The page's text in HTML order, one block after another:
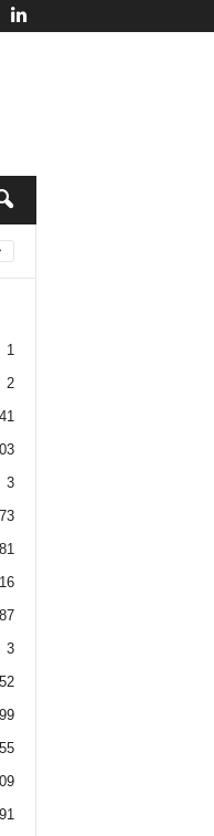
1
2
3
81
16
3
52
99
55